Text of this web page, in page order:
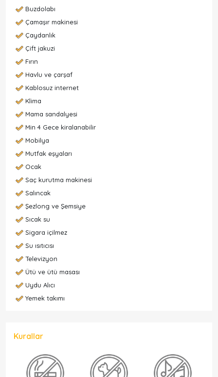
Buzdolabı
Çamaşır makinesi
Çaydanlık
Çift jakuzi
Fırın
Havlu ve çarşaf
Kablosuz internet
Klima
Mama sandalyesi
Min 4 Gece kiralanabilir
Mobilya
Mutfak eşyaları
Ocak
Saç kurutma makinesi
Salıncak
Şezlong ve Şemsiye
Sıcak su
Sigara içilmez
Su ısıtıcısı
Televizyon
Ütü ve ütü masası
Uydu Alıcı
Yemek takımı
Kurallar